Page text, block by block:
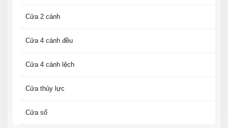
Cửa 2 cánh
Cửa 4 cánh đều
Cửa 4 cánh lệch
Cửa thủy lực
Cửa sổ